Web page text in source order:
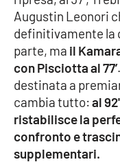
Sport
RUBRICHE
Good Morning
Parchi Marini
Augustin Leonori
definitivamente la
parte, ma il
con Pisciotta al 77’
destinata a
cambia tutto:al
ristabilisce la
confronto e
supplementari.